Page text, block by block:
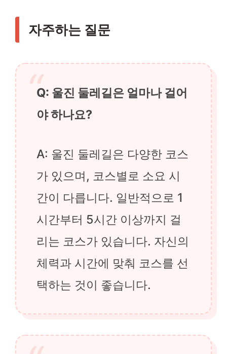
자주하는 질문
Q: 울진 둘레길은 얼마나 걸어
야 하나요?
A: 울진 둘레길은 다양한 코스
가 있으며, 코스별로 소요 시
간이 다릅니다. 일반적으로 1
시간부터 5시간 이상까지 걸
리는 코스가 있습니다. 자신의
체력과 시간에 맞춰 코스를 선
택하는 것이 좋습니다.